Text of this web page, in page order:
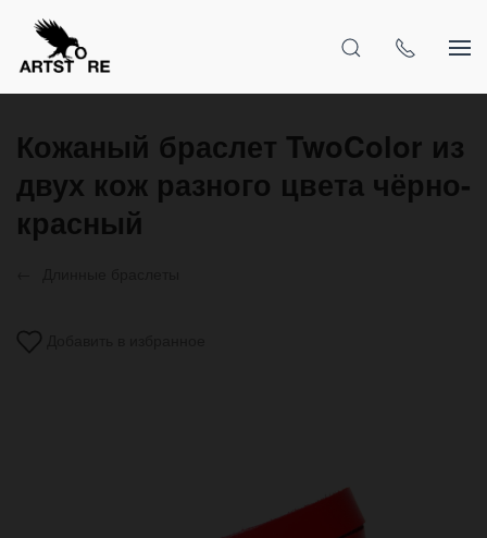
Кожаный браслет TwoColor из
двух кож разного цвета чёрно-
красный